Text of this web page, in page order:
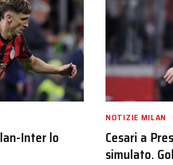
Inter lo
NOTIZIE MILAN
Cesari a
simulato.